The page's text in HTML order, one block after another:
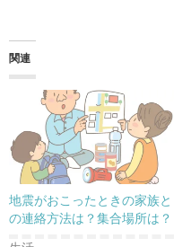
関連
地震がおこったときの家族と
の連絡方法は？集合場所は？